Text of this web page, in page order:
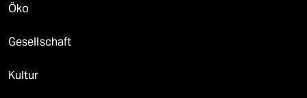
Öko
Gesellschaft
Kultur